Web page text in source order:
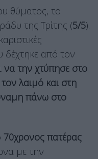
θύματος, το
της Τρίτης (5/5).
δέχτηκε από τον
να την χτύπησε στο
λαιμό και στη
πάνω στο
70χρονος πατέρας
με την